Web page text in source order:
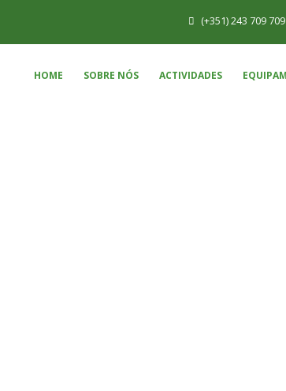
(+351) 243 709
HOME SOBRE NÓS ACTIVIDADES